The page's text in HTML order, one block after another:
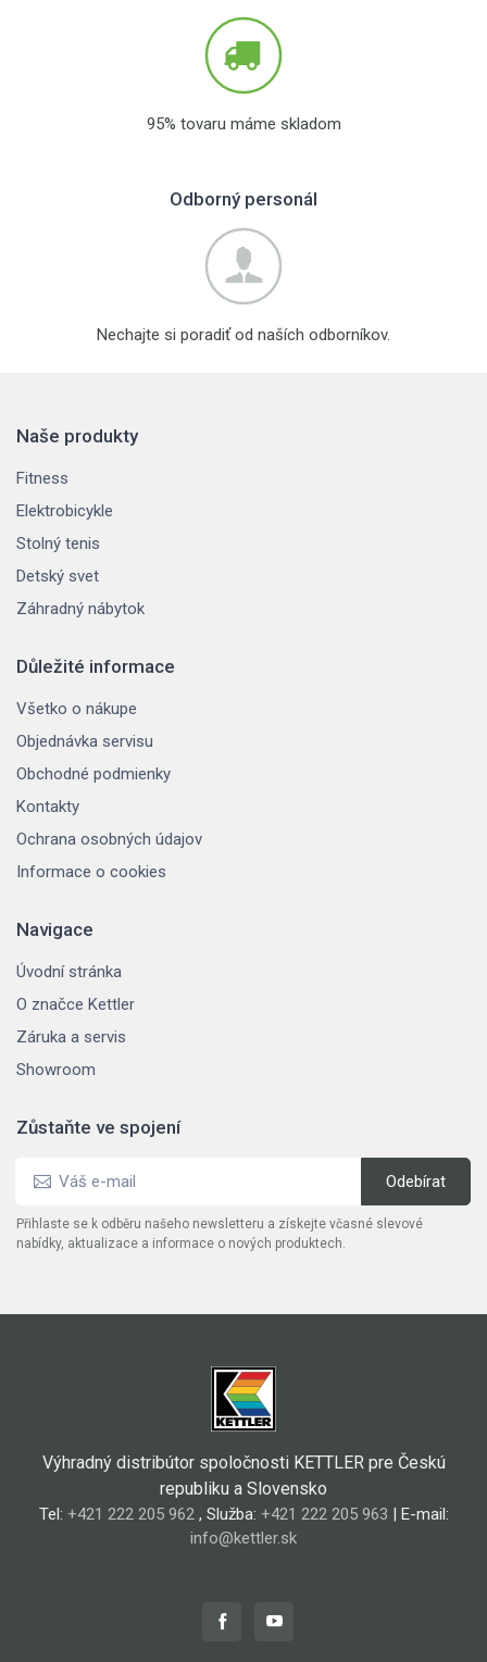
95% tovaru máme skladom
Odborný personál
Nechajte si poradiť od naších odborníkov.
Naše produkty
Fitness
Elektrobicykle
Stolný tenis
Detský svet
Záhradný nábytok
Důležité informace
Všetko o nákupe
Objednávka servisu
Obchodné podmienky
Kontakty
Ochrana osobných údajov
Informace o cookies
Navigace
Úvodní stránka
O značce Kettler
Záruka a servis
Showroom
Zůstaňte ve spojení
Přihlaste se k odběru našeho newsletteru a získejte včasné slevové
nabídky, aktualizace a informace o nových produktech.
Výhradný distribútor spoločnosti KETTLER pre Českú
republiku a Slovensko
Tel: +421 222 205 962, Služba: +421 222 205 963 | E-mail:
info@kettler.sk